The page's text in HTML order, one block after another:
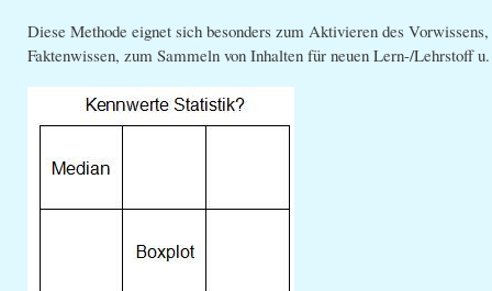
Diese Methode eignet sich besonders zum Aktivieren des
Faktenwissen, zum Sammeln von Inhalten für neuen Lern-/Lehrstoff